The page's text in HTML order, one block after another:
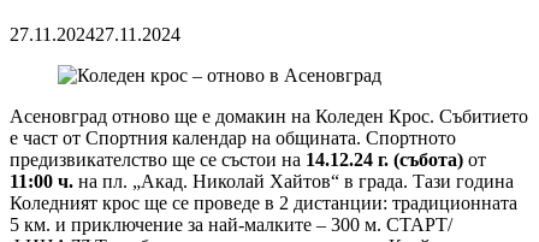
27.11.202427.11.2024
Асеновград отново ще е домакин на Коледен Крос. Събитието
е част от Спортния календар на общината. Спортното
предизвикателство ще се състои на 14.12.24 г. (събота) от
11:00 ч. на пл. „Акад. Николай Хайтов“ в града. Тази година
Коледният крос ще се проведе в 2 дистанции: традиционната
5 км. и приключение за най-малките – 300 м. СТАРТ/